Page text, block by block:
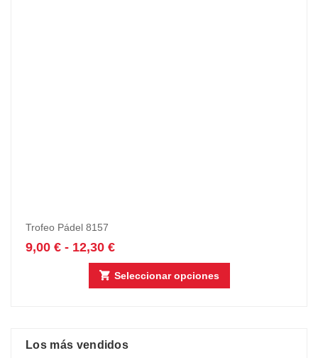
Trofeo Pádel 8157
9,00 € - 12,30 €
Seleccionar opciones
Los más vendidos